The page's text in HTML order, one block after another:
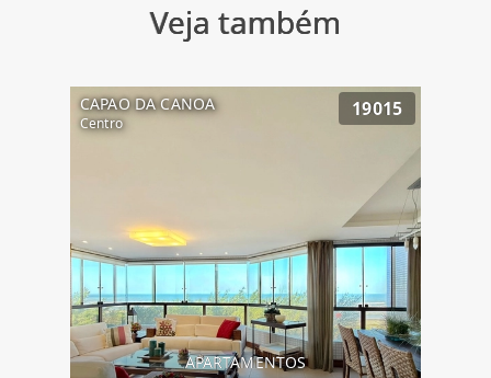
Veja também
CAPAO DA CANOA
Centro
19015
APARTAMENTOS